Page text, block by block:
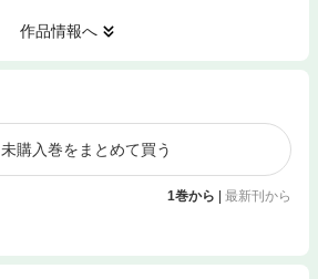
作品情報へ
未購入巻をまとめて買う
1巻から 最新刊から